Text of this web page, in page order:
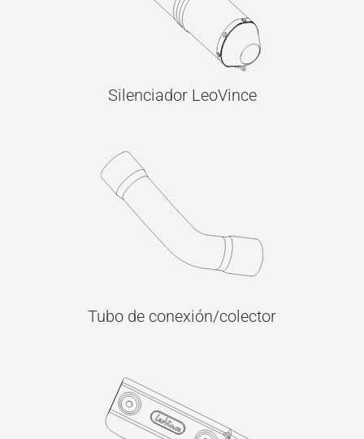
Silenciador LeoVince
Tubo de conexión/colector